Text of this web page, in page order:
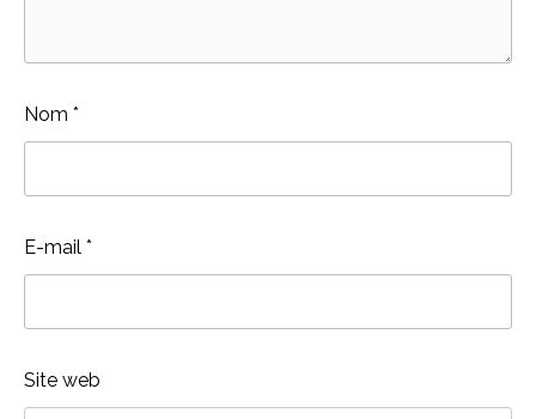
Nom *
E-mail *
Site web